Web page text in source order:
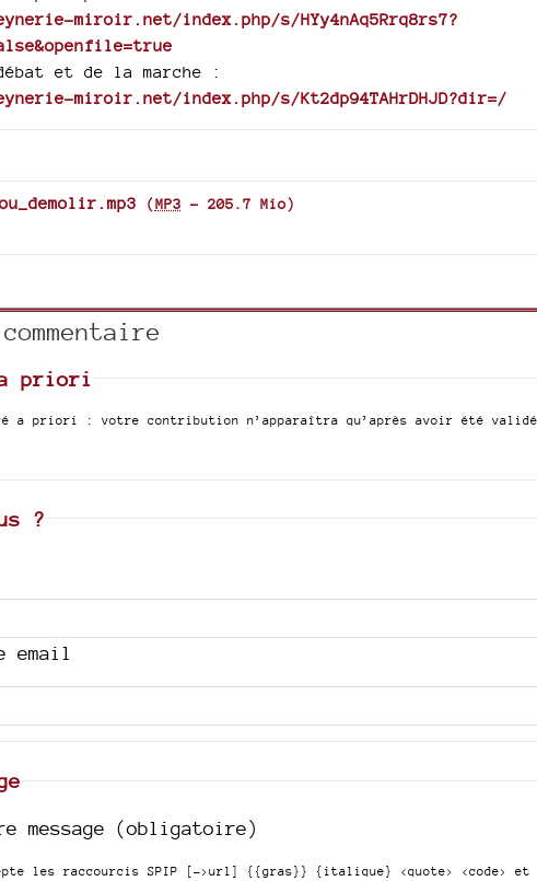
miroir.net/index.php/s/HYy4nAq5Rrq8rs7?
et de la marche :
miroir.net/index.php/s/Kt2dp94TAHrDHJD?dir=/
(MP3 - 205.7 Mio)
a priori
a priori : votre contribution n’apparaîtra qu’après avoir été
?
email
message (obligatoire)
les raccourcis SPIP [->url] {{gras}} {italique} <quote> <code>
et